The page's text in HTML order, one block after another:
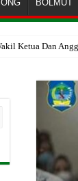
BOLMUT
Ketua Dan